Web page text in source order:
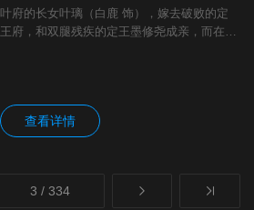
叶府的长女叶璃（白鹿 饰），嫁去破败的定
王府，和双腿残疾的定王墨修尧成亲，而在叶
查看详情
3 / 334